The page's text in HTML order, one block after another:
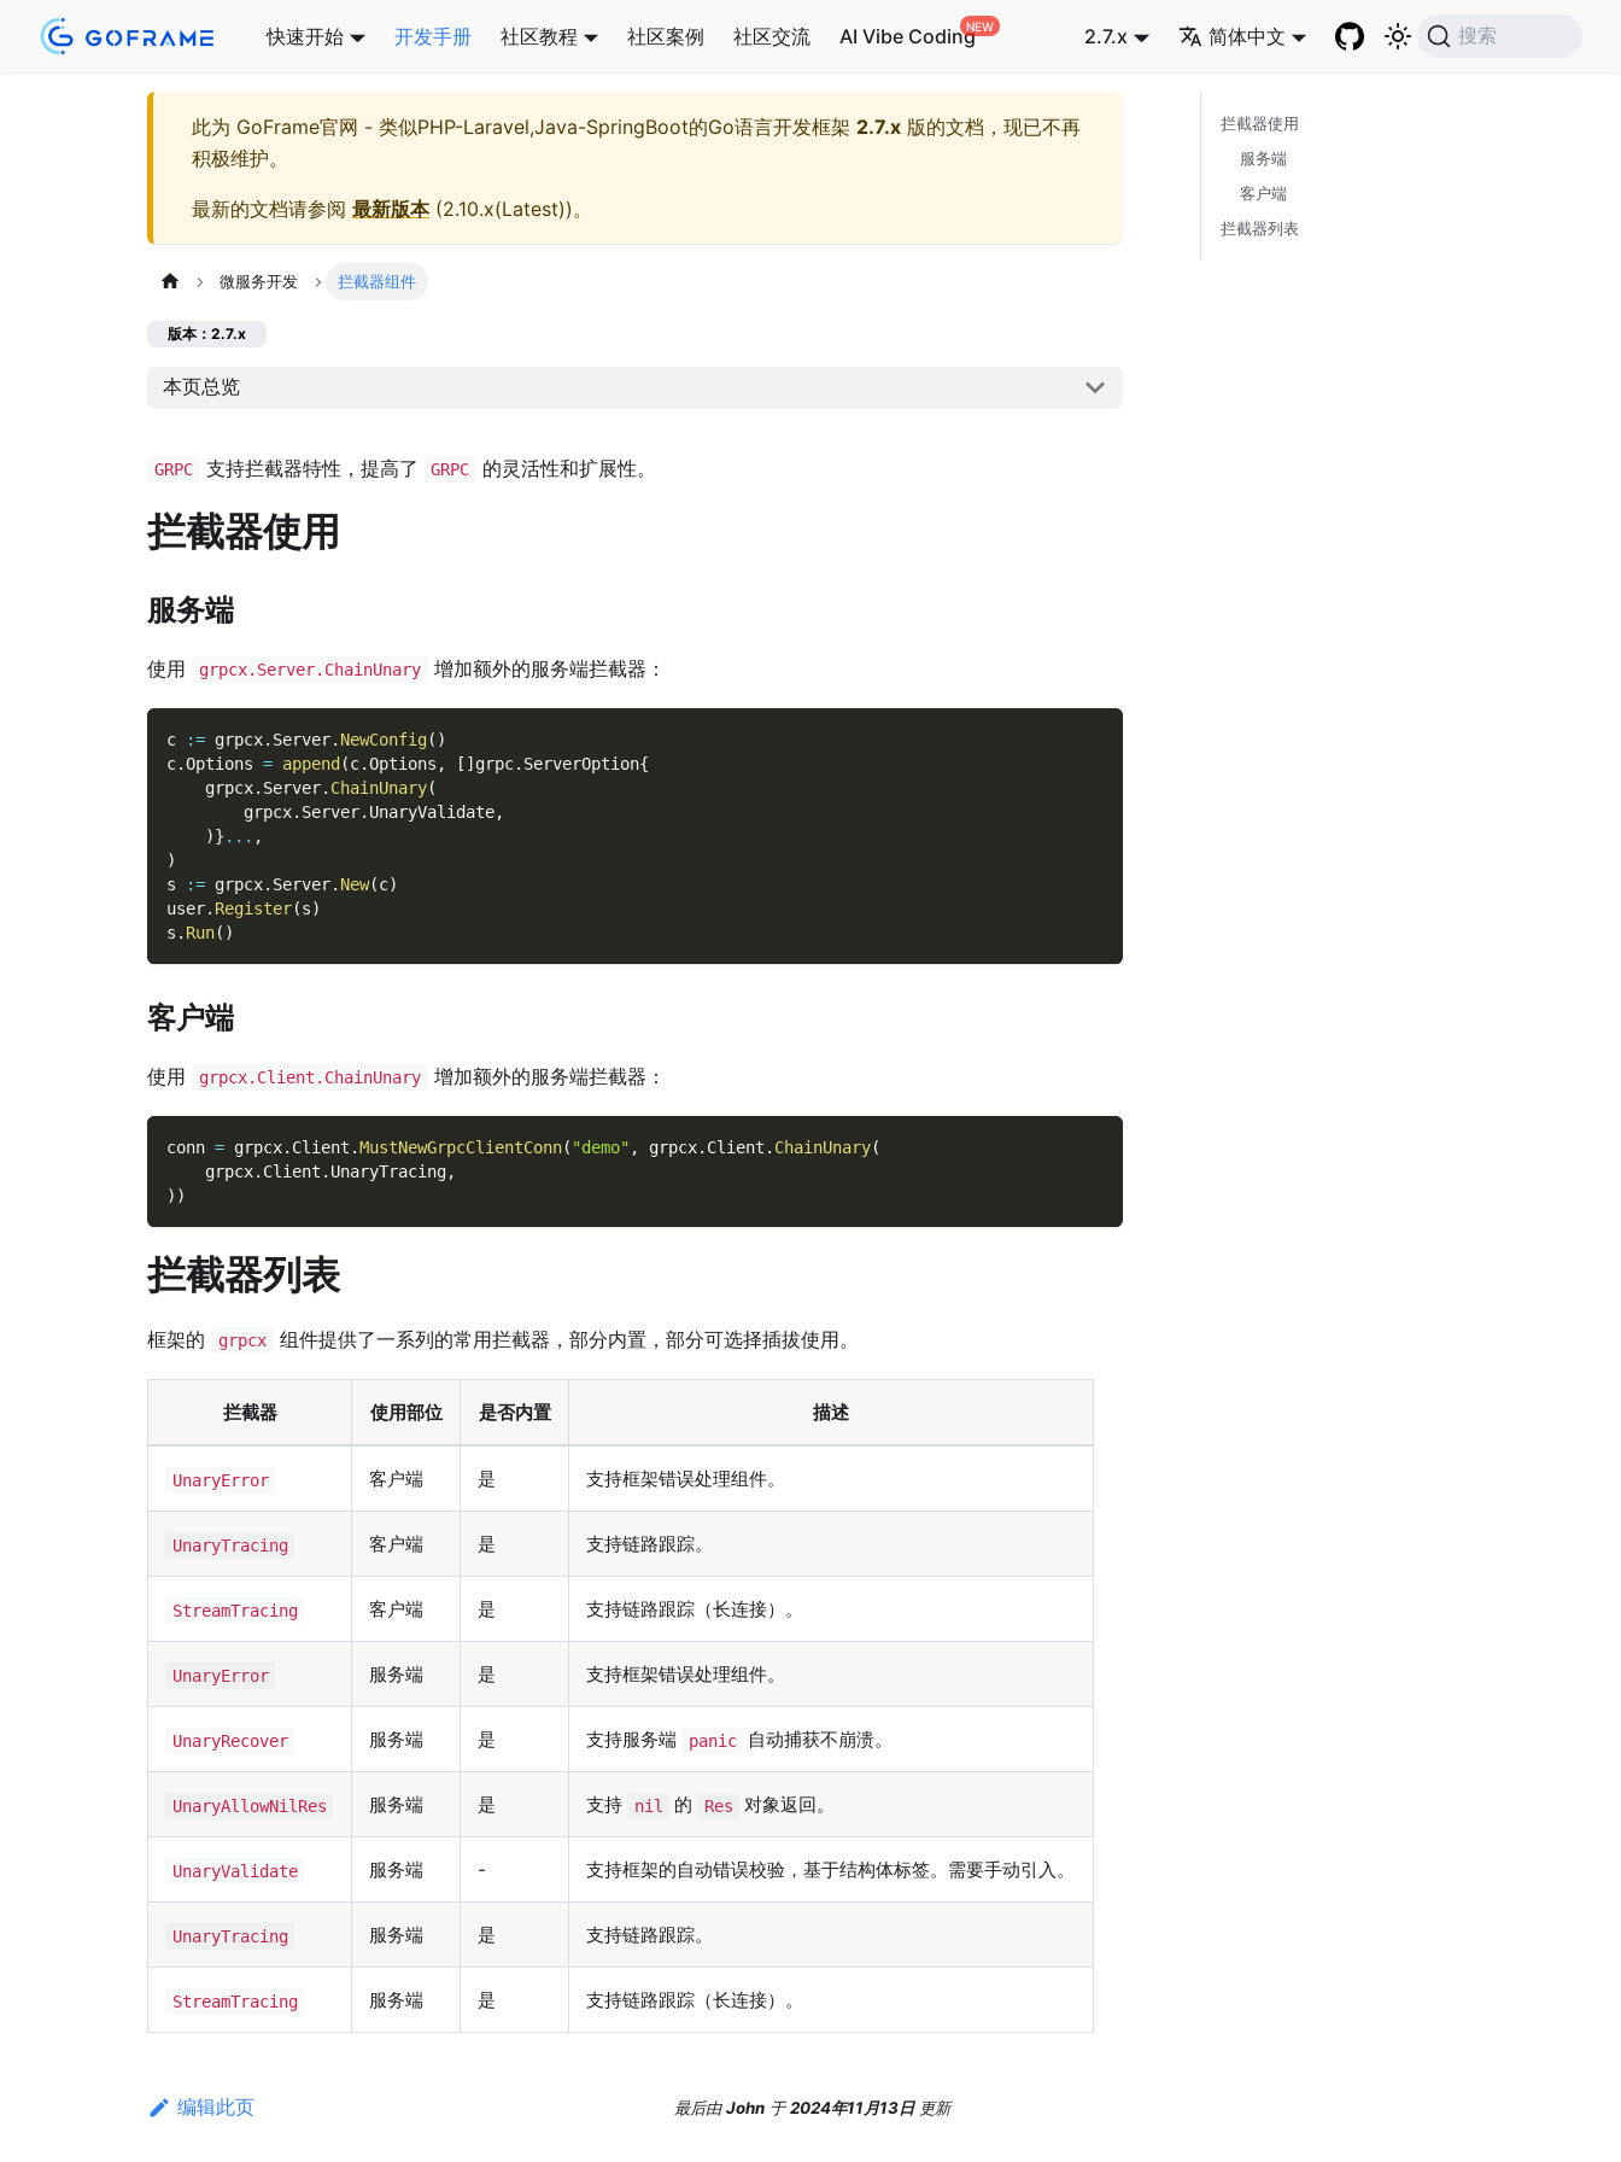
快速开始 开发手册 社区教程 社区案例 社区交流 AI Vibe Coding 2.7.x 简体中文 搜索
此为 GoFrame官网 - 类似PHP-Laravel,Java-SpringBoot的Go语言开发框架 2.7.x 版的文档，现已不再
积极维护。
最新的文档请参阅 最新版本(2.10.x(Latest))。
微服务开发 拦截器组件
版本：2.7.x
本页总览
GRPC 支持拦截器特性，提高了 GRPC 的灵活性和扩展性。
拦截器使用
服务端
使用 grpcx.Server.ChainUnary 增加额外的服务端拦截器：
c := grpcx. Server. NewConfig( )
c.Options = append (c.Options , [ ] grpc. ServerOption{
    grpcx
. Server. ChainUnary(
        grpcx
. Server. UnaryValidate,
)} ... ,
)
s
:= grpcx. Server. New(c)
user. Register(s)
s . Run( )
客户端
使用 grpcx.Client.ChainUnary 增加额外的服务端拦截器：
conn = grpcx. Client .MustNewGrpcClientConn( "demo" , grpcx. Client . ChainUnary(
    grpcx
. Client . UnaryTracing,
) )
拦截器列表
框架的 grpcx 组件提供了一系列的常用拦截器，部分内置，部分可选择插拔使用。
拦截器 使用部位 是否内置 描述
UnaryError 客户端 是 支持框架错误处理组件。
UnaryTracing 客户端 是 支持链路跟踪。
StreamTracing 客户端 是 支持链路跟踪（长连接）。
UnaryError 服务端 是 支持框架错误处理组件。
UnaryRecover 服务端 是 支持服务端 panic 自动捕获不崩溃。
UnaryAllowNilRes 服务端 是 支持 nil 的 Res 对象返回。
UnaryValidate 服务端 - 支持框架的自动错误校验，基于结构体标签。需要手动引入。
UnaryTracing 服务端 是 支持链路跟踪。
StreamTracing 服务端 是 支持链路跟踪（长连接）。
编辑此页 最后由John 于2024年11月13日 更新
拦截器使用
服务端
客户端
拦截器列表